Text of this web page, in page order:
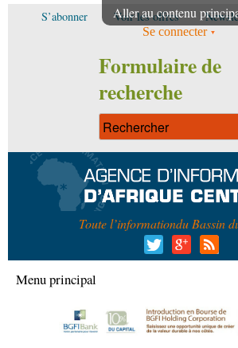
Aller au contenu
S’abonner Voir les offres
Se connecter
Formulaire de
recherche
Toute l’informationdu Bassin
Menu principal